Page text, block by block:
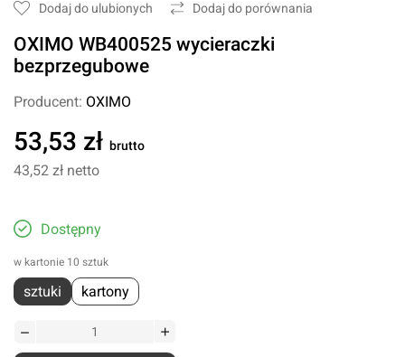
Dodaj do ulubionych Dodaj do porównania
OXIMO WB400525 wycieraczki
bezprzegubowe
Producent: OXIMO
53,53 zł brutto
43,52 zł netto
Dostępny
w kartonie 10 sztuk
sztuki kartony